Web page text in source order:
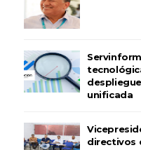
unificada
directivos